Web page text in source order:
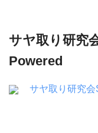
サヤ取り研究
Powered
サヤ取り研究